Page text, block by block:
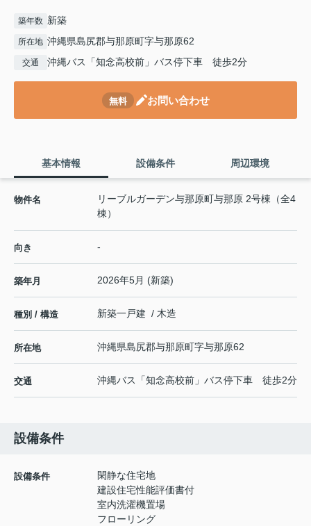
築年数 新築
所在地 沖縄県島尻郡与那原町字与那原62
交通 沖縄バス「知念高校前」バス停下車 徒歩2分
無料 お問い合わせ
基本情報 設備条件 周辺環境
物件名
リーブルガーデン与那原町与那原 2号棟（全4
棟）
向き -
築年月 2026年5月 (新築)
種別 / 構造 新築一戸建 / 木造
所在地 沖縄県島尻郡与那原町字与那原62
交通 沖縄バス「知念高校前」バス停下車 徒歩2分
設備条件
設備条件
閑静な住宅地
建設住宅性能評価書付
室内洗濯機置場
フローリング